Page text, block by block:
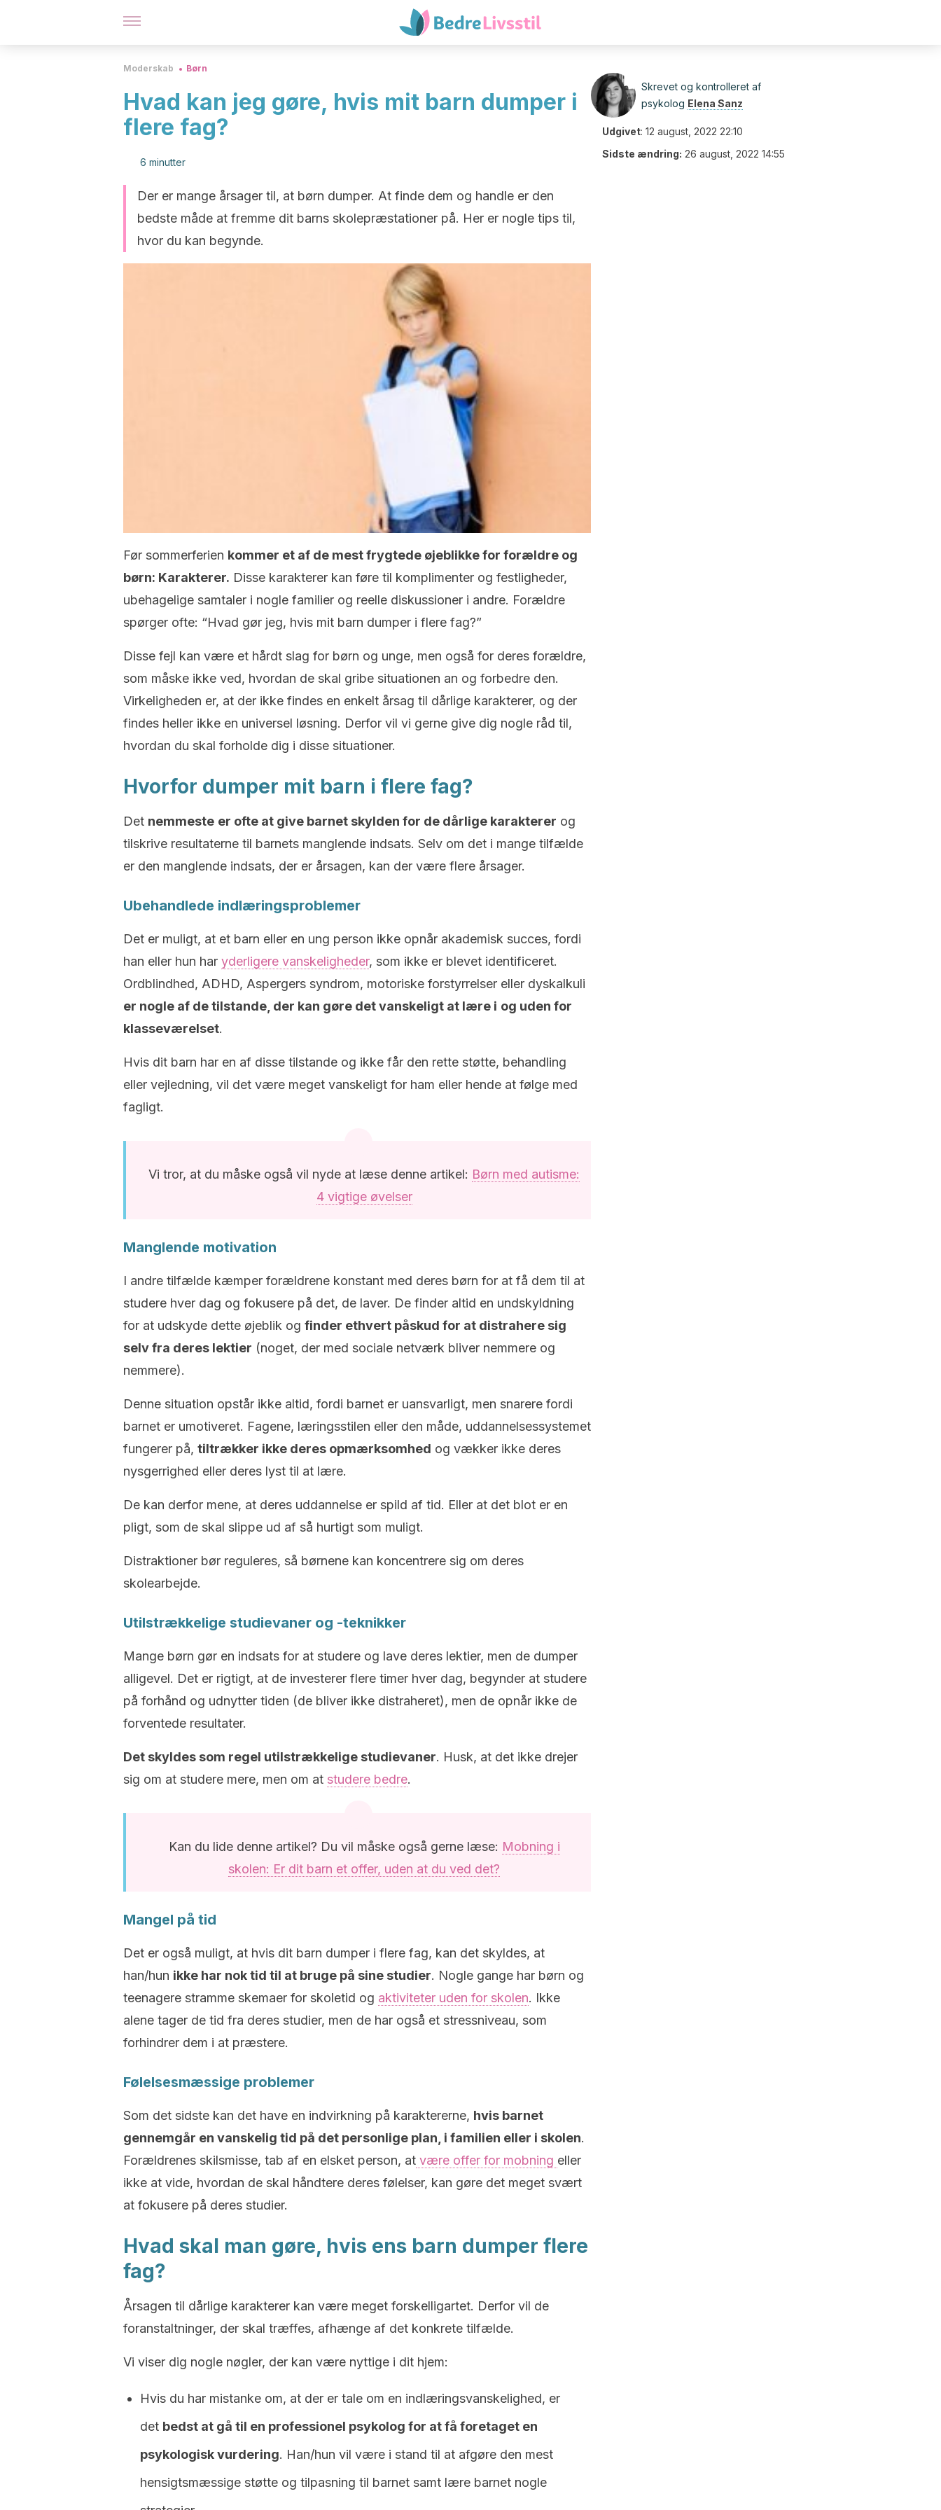
Moderskab Børn
Hvad kan jeg gøre, hvis mit barn dumper i
flere fag?
6 minutter
Der er mange årsager til, at børn dumper. At finde dem og handle er den
bedste måde at fremme dit barns skolepræstationer på. Her er nogle tips til,
hvor du kan begynde.
Før sommerferien kommer et af de mest frygtede øjeblikke for forældre og
børn: Karakterer. Disse karakterer kan føre til komplimenter og festligheder,
ubehagelige samtaler i nogle familier og reelle diskussioner i andre. Forældre
spørger ofte: “Hvad gør jeg, hvis mit barn dumper i flere fag?”
Disse fejl kan være et hårdt slag for børn og unge, men også for deres forældre,
som måske ikke ved, hvordan de skal gribe situationen an og forbedre den.
Virkeligheden er, at der ikke findes en enkelt årsag til dårlige karakterer, og der
findes heller ikke en universel løsning. Derfor vil vi gerne give dig nogle råd til,
hvordan du skal forholde dig i disse situationer.
Hvorfor dumper mit barn i flere fag?
Det nemmeste er ofte at give barnet skylden for de dårlige karakterer og
tilskrive resultaterne til barnets manglende indsats. Selv om det i mange tilfælde
er den manglende indsats, der er årsagen, kan der være flere årsager.
Ubehandlede indlæringsproblemer
Det er muligt, at et barn eller en ung person ikke opnår akademisk succes, fordi
han eller hun har yderligere vanskeligheder, som ikke er blevet identificeret.
Ordblindhed, ADHD, Aspergers syndrom, motoriske forstyrrelser eller dyskalkuli
er nogle af de tilstande, der kan gøre det vanskeligt at lære i og uden for
klasseværelset.
Hvis dit barn har en af disse tilstande og ikke får den rette støtte, behandling
eller vejledning, vil det være meget vanskeligt for ham eller hende at følge med
fagligt.
Vi tror, at du måske også vil nyde at læse denne artikel: Børn med autisme:
4 vigtige øvelser
Manglende motivation
I andre tilfælde kæmper forældrene konstant med deres børn for at få dem til at
studere hver dag og fokusere på det, de laver. De finder altid en undskyldning
for at udskyde dette øjeblik og finder ethvert påskud for at distrahere sig
selv fra deres lektier (noget, der med sociale netværk bliver nemmere og
nemmere).
Denne situation opstår ikke altid, fordi barnet er uansvarligt, men snarere fordi
barnet er umotiveret. Fagene, læringsstilen eller den måde, uddannelsessystemet
fungerer på, tiltrækker ikke deres opmærksomhed og vækker ikke deres
nysgerrighed eller deres lyst til at lære.
De kan derfor mene, at deres uddannelse er spild af tid. Eller at det blot er en
pligt, som de skal slippe ud af så hurtigt som muligt.
Distraktioner bør reguleres, så børnene kan koncentrere sig om deres
skolearbejde.
Utilstrækkelige studievaner og -teknikker
Mange børn gør en indsats for at studere og lave deres lektier, men de dumper
alligevel. Det er rigtigt, at de investerer flere timer hver dag, begynder at studere
på forhånd og udnytter tiden (de bliver ikke distraheret), men de opnår ikke de
forventede resultater.
Det skyldes som regel utilstrækkelige studievaner. Husk, at det ikke drejer
sig om at studere mere, men om at studere bedre.
Kan du lide denne artikel? Du vil måske også gerne læse: Mobning i
skolen: Er dit barn et offer, uden at du ved det?
Mangel på tid
Det er også muligt, at hvis dit barn dumper i flere fag, kan det skyldes, at
han/hun ikke har nok tid til at bruge på sine studier. Nogle gange har børn og
teenagere stramme skemaer for skoletid og aktiviteter uden for skolen. Ikke
alene tager de tid fra deres studier, men de har også et stressniveau, som
forhindrer dem i at præstere.
Følelsesmæssige problemer
Som det sidste kan det have en indvirkning på karaktererne, hvis barnet
gennemgår en vanskelig tid på det personlige plan, i familien eller i skolen.
Forældrenes skilsmisse, tab af en elsket person, at være offer for mobning eller
ikke at vide, hvordan de skal håndtere deres følelser, kan gøre det meget svært
at fokusere på deres studier.
Hvad skal man gøre, hvis ens barn dumper flere
fag?
Årsagen til dårlige karakterer kan være meget forskelligartet. Derfor vil de
foranstaltninger, der skal træffes, afhænge af det konkrete tilfælde.
Vi viser dig nogle nøgler, der kan være nyttige i dit hjem:
Hvis du har mistanke om, at der er tale om en indlæringsvanskelighed, er
det bedst at gå til en professionel psykolog for at få foretaget en
psykologisk vurdering. Han/hun vil være i stand til at afgøre den mest
hensigtsmæssige støtte og tilpasning til barnet samt lære barnet nogle
Skrevet og kontrolleret af
psykolog Elena Sanz
Udgivet: 12 august, 2022 22:10
Sidste ændring: 26 august, 2022 14:55